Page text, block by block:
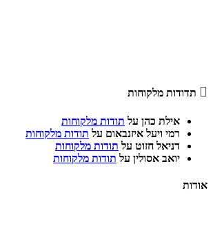
 תדודות מלקוחות
אילת כהן על תודות מלקוחות
רמי ויעל איזנבאום על תודות מלקוחות
דניאל חזוט על תודות מלקוחות
יואב אסולין על תודות מלקוחות
אודות